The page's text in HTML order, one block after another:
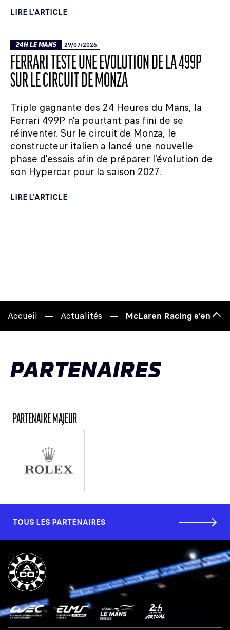
LIRE L'ARTICLE
24H LE MANS 29/07/2026
FERRARI TESTE UNE ÉVOLUTION DE LA 499P
SUR LE CIRCUIT DE MONZA
Triple gagnante des 24 Heures du Mans, la
Ferrari 499P n'a pourtant pas fini de se
réinventer. Sur le circuit de Monza, le
constructeur italien a lancé une nouvelle
phase d'essais afin de préparer l'évolution de
son Hypercar pour la saison 2027.
LIRE L'ARTICLE
Accueil Actualités McLaren Racing
de
PARTENAIRES
PARTENAIRE MAJEUR
TOUS LES PARTENAIRES